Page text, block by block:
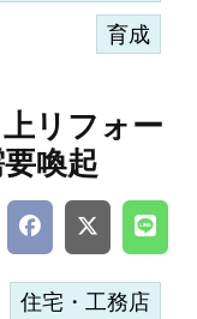
育成
リフォー
喚起
住宅・工務店